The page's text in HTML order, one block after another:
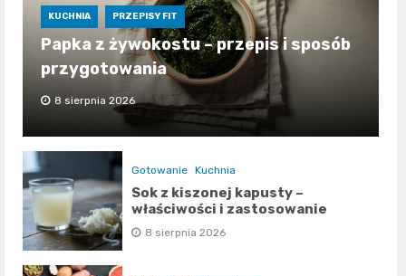
KUCHNIA PRZEPISY FIT
Papka z żywokostu – przepis i sposób
przygotowania
8 sierpnia 2026
Gotowanie Kuchnia
Sok z kiszonej kapusty –
właściwości i zastosowanie
8 sierpnia 2026